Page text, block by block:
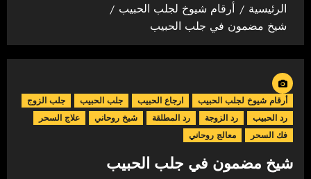
الرئيسية
أرقام شيوخ لجلب الحبيب
شيخ مضمون في جلب الحبيب
أرقام شيوخ لجلب الحبيب ارجاع الحبيب جلب الحبيب
جلب الزوج
رد الحبيب
رد الزوجة رد المطلقة شيخ روحاني
علاج السحر
فك السحر
معالج روحاني
شيخ مضمون في جلب الحبيب